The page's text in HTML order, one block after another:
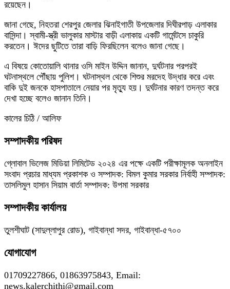
রয়েছেন।
জানা গেছে, নিহতরা শেরপুর জেলার ঝিনাইগাতী উপজেলার দিঘীরপাড় এলাকার
বাসিন্দা। স্বামী-স্ত্রী ভালুকার মাস্টার বাড়ী এলাকায় একটি গার্মেন্টসে চাকুরি
করতেন। ঈদের ছুটিতে তারা বাড়ি ফিরছিলেন বলেও জানা গেছে।
এ বিষয়ে কোতোয়ালি থানার ওসি মাইন উদ্দিন জানান, দুর্ঘটনার পরপরই
ঘটনাস্থলে পৌঁছায় পুলিশ। ঘটনাস্থল থেকে শিশুর মরদেহ উদ্ধার করে এবং
বাকি দুই জনকে হাসপাতালে নেয়ার পর মৃত্যু হয়। দুর্ঘটনার কারণ তদন্ত করে
দেখা হচ্ছে বলেও জানান তিনি।
কালের চিঠি / আলিফ
সম্পাদকীয় পরিষদ
গ্লোবাল ভিলেজ মিডিয়া লিমিটেড ২০২৪ এর পক্ষে একটি পরীক্ষামূলক অনলাইন
সংবাদ প্রচার মাধ্যম প্রকাশক ও সম্পাদক: বিমল কুমার সরকার নির্বাহী সম্পাদক:
তাসলিমুল হাসান সিয়াম বার্তা সম্পাদক: উপমা সরকার
সম্পাদকীয় কার্যালয়
তুলশীঘাট (সাদুল্লাপুর রোড), গাইবান্ধা সদর, গাইবান্ধা-৫৭০০
যোগাযোগ
01709227866, 01863975843, Email:
news.kalerchithi@gmail.com